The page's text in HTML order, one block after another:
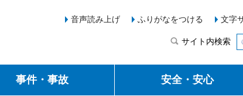
音声読み上げ
ふりがなをつける 文字
サイト内検索
事件・事故 安全・安心